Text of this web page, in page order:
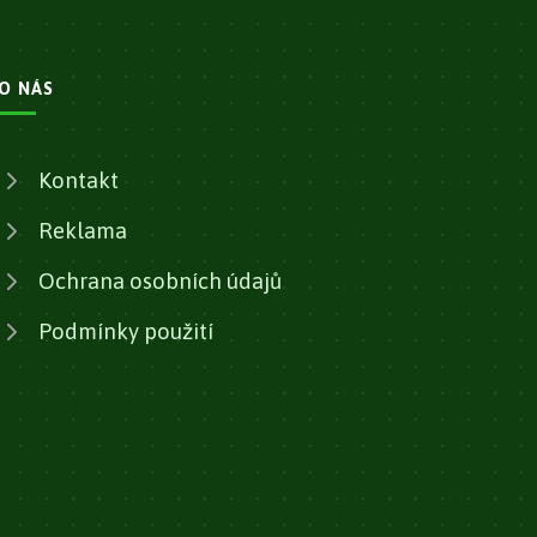
NÁS
Kontakt
Reklama
Ochrana osobních údajů
Podmínky použití